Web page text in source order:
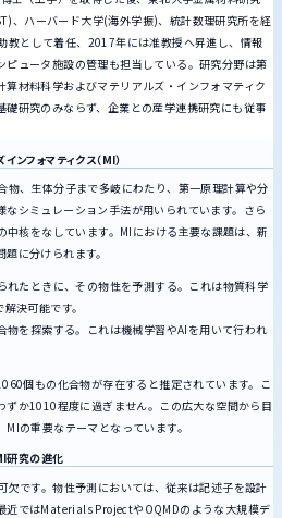
、ハーバード大学(海外学振)、統計数理研究所を経
教として着任、2017年には准教授へ昇進し、情報
ュータ施設の管理も担当している。研究分野は第
材料科学およびマテリアルズ・インフォマティク
研究のみならず、企業との産学連携研究にも従事
ンフォマティクス（MI）
物、生体分子まで多岐にわたり、第一原理計算や分
シミュレーション手法が用いられています。さら
核をなしています。MIにおける主要な課題は、新
に分けられます。
れたときに、その物性を予測する。これは物質科学
決可能です。
物を探索する。これは機械学習やAIを用いて行われ
個もの化合物が存在すると推定されています。こ
ずか1010程度に過ぎません。この広大な空間から目
の重要なテーマとなっています。
研究の進化
欠です。物性予測においては、従来は記述子を設計
近ではMaterials ProjectやOQMDのような大規模デ